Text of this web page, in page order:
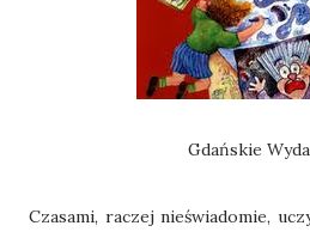
Gdańskie
Czasami, raczej nieświadomie,